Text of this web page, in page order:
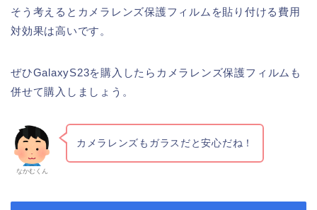
そう考えるとカメラレンズ保護フィルムを貼り付ける費用
対効果は高いです。
ぜひGalaxyS23を購入したらカメラレンズ保護フィルムも
併せて購入しましょう。
なかむくん
カメラレンズもガラスだと安心だね！